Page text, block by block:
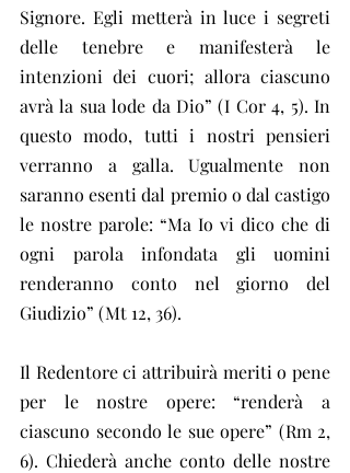
Signore. Egli metterà in luce i segreti
delle tenebre e manifesterà le
intenzioni dei cuori; allora ciascuno
avrà la sua lode da Dio” (I Cor 4, 5). In
questo modo, tutti i nostri pensieri
verranno a galla. Ugualmente non
saranno esenti dal premio o dal castigo
le nostre parole: “Ma Io vi dico che di
ogni parola infondata gli uomini
renderanno conto nel giorno del
Giudizio” (Mt 12, 36).
Il Redentore ci attribuirà meriti o pene
per le nostre opere: “renderà a
ciascuno secondo le sue opere” (Rm 2,
6). Chiederà anche conto delle nostre